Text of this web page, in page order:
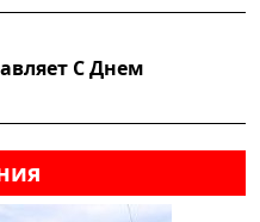
С Днем